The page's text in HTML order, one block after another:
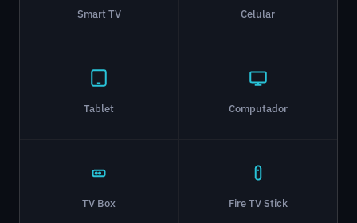
Smart TV Celular
Tablet Computador
TV Box Fire TV Stick